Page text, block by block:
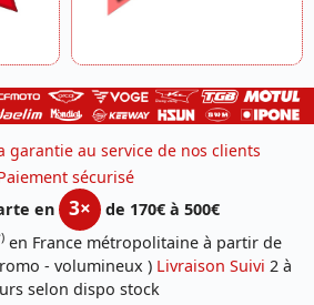
garantie au service de nos clients
sécurisé
en
3×
de 170€ à 500€
en France métropolitaine à partir de
- volumineux ) Livraison Suivi 2 à
selon dispo stock